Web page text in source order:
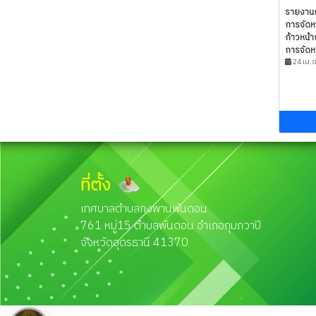
รายงา
การจัด
ก้าวหน้
การจัด
24 เม.
ที่ตั้ง
เทศบาลตำบลกงพานพันดอน
761 หมู่15 ตำบลพันดอน อำเภอกุมภวาปี
จังหวัดอุดรธานี 41370